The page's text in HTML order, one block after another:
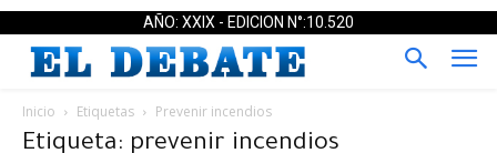
AÑO: XXIX - EDICION N°:10.520
Inicio Etiquetas Prevenir incendios
Etiqueta: prevenir incendios